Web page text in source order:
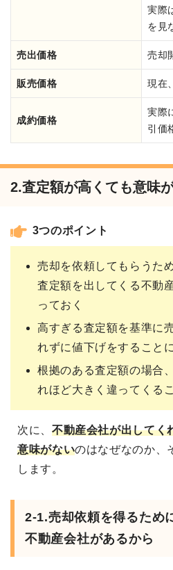
実際
を見
売出価格 売却
販売価格 現在
成約価格
実際
引価
2.査定額が高くても意味
3つのポイント
売却を依頼してもらうた
査定額を出してくる不動
っておく
高すぎる査定額を基準に
れずに値下げをすること
根拠のある査定額の場合
れほど大きく違ってくる
次に、 不動産会社が出してく
意味がないのはなぜなのか、
します。
2-1.売却依頼を得るため
不動産会社があるから